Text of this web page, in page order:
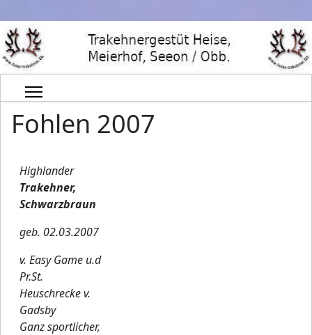
Fohlen 2007
Highlander
Trakehner,
Schwarzbraun
geb. 02.03.2007
v. Easy Game u.d
Pr.St.
Heuschrecke v.
Gadsby
Ganz sportlicher,